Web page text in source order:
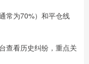
常为70%）和平仓线
查看历史纠纷，重点关